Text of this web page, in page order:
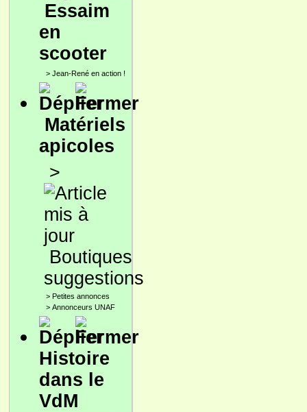
Essaim
en
scooter
> Jean-René en action !
Matériels
apicoles
>
Boutiques
suggestions
> Petites annonces
> Annonceurs UNAF
Histoire
dans le
VdM